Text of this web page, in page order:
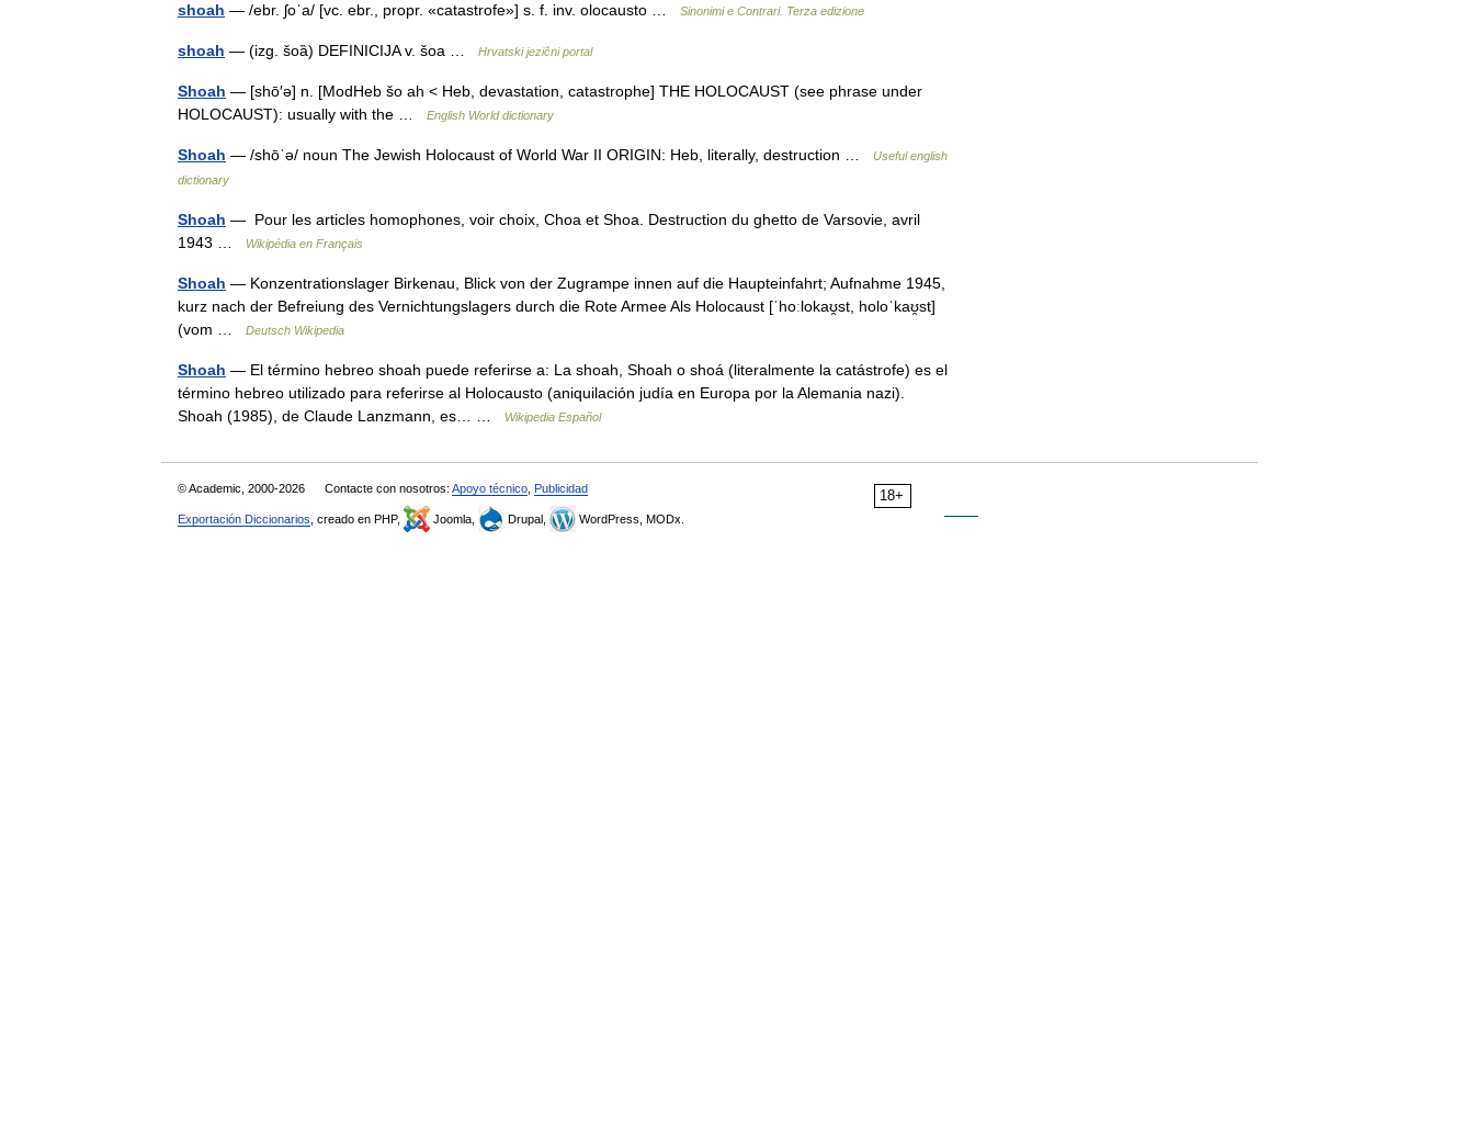
shoah — /ebr. ʃoˈa/ [vc. ebr., propr. «catastrofe»] s. f. inv. olocausto … Sinonimi e Contrari. Terza edizione
shoah — (izg. šoȁ) DEFINICIJA v. šoa … Hrvatski jezični portal
Shoah — [shō′ə] n. [ModHeb šo ah < Heb, devastation, catastrophe] THE HOLOCAUST (see phrase under
HOLOCAUST): usually with the …
English World dictionary
Shoah — /shōˈə/ noun The Jewish Holocaust of World War II ORIGIN: Heb, literally, destruction …
Useful english
dictionary
Shoah — Pour les articles homophones, voir choix, Choa et Shoa. Destruction du ghetto de Varsovie, avril
1943 …
Wikipédia en Français
Shoah — Konzentrationslager Birkenau, Blick von der Zugrampe innen auf die Haupteinfahrt; Aufnahme 1945,
kurz nach der Befreiung des Vernichtungslagers durch die Rote Armee Als Holocaust [ˈhoːlokaʊ̯st, holoˈkaʊ̯st]
(vom …
Deutsch Wikipedia
Shoah — El término hebreo shoah puede referirse a: La shoah, Shoah o shoá (literalmente la catástrofe) es el
término hebreo utilizado para referirse al Holocausto (aniquilación judía en Europa por la Alemania nazi).
Shoah (1985), de Claude Lanzmann, es… …
Wikipedia Español
18+
© Academic, 2000-2026 Contacte con nosotros: Apoyo técnico Publicidad
Exportación Diccionarios , creado en PHP, Joomla, Drupal, WordPress, MODx.